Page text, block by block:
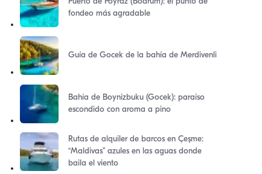
fondeo más agradable
Guía de Gocek de la bahía de Merdivenli
Bahía de Boynizbuku (Gocek): paraíso
escondido con aroma a pino
Rutas de alquiler de barcos en Çeşme:
“Maldivas” azules en las aguas donde
baila el viento